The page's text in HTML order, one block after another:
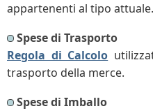
appartenenti al tipo attuale.
Spese di Trasporto
Regola di Calcolo
trasporto della merce.
Spese di Imballo